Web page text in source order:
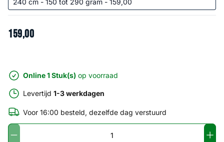
159,00
Online 1 Stuk(s) op voorraad
Levertijd 1-3 werkdagen
Voor 16:00 besteld, dezelfde dag verstuurd